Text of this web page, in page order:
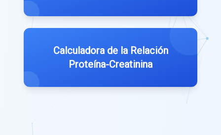
Calculadora de la Relación
Proteína-Creatinina